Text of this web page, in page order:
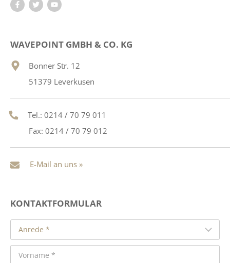
WAVEPOINT GMBH & CO. KG
Bonner Str. 12
51379 Leverkusen
Tel.: 0214 / 70 79 011
Fax: 0214 / 70 79 012
E-Mail an uns »
KONTAKTFORMULAR